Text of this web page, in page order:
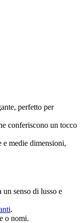
perfetto per
conferiscono un tocco
e medie dimensioni,
senso di lusso e
.
o nomi.